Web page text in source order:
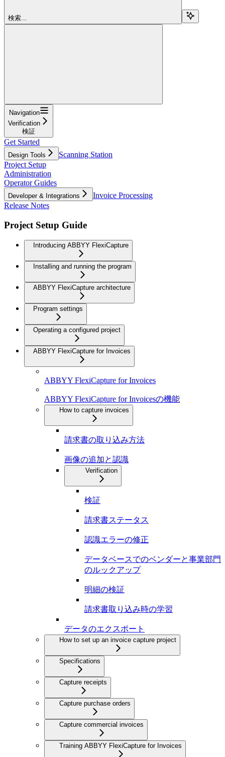
検索...
Navigation
Verification
検証
Get Started
Design Tools
Scanning Station
Project Setup
Administration
Operator Guides
Developer & Integrations
Invoice Processing
Release Notes
Project Setup Guide
Introducing ABBYY FlexiCapture
Installing and running the program
ABBYY FlexiCapture architecture
Program settings
Operating a configured project
ABBYY FlexiCapture for Invoices
ABBYY FlexiCapture for Invoices
ABBYY FlexiCapture for Invoicesの機能
How to capture invoices
請求書の取り込み方法
画像の追加と認識
Verification
検証
請求書ステータス
認識エラーの修正
データベースでのベンダーと事業部門
のルックアップ
明細の検証
請求書取り込み時の学習
データのエクスポート
How to set up an invoice capture project
Specifications
Capture receipts
Capture purchase orders
Capture commercial invoices
Training ABBYY FlexiCapture for Invoices